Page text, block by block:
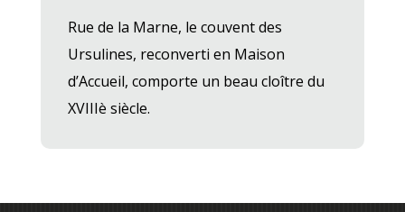
Rue de la Marne, le couvent des
Ursulines, reconverti en Maison
d’Accueil, comporte un beau cloître du
XVIIIè siècle.